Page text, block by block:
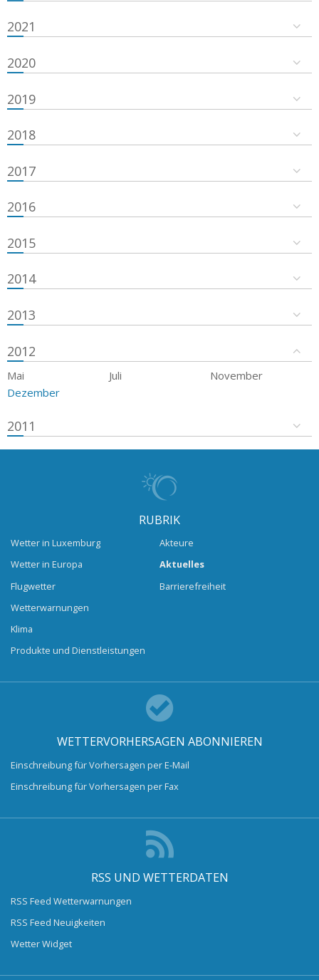
2021
2020
2019
2018
2017
2016
2015
2014
2013
2012
Mai Juli
November
Dezember
2011
RUBRIK
Wetter in Luxemburg
Wetter in Europa
Flugwetter
Wetterwarnungen
Klima
Produkte und Dienstleistungen
Akteure
Aktuelles
Barrierefreiheit
WETTERVORHERSAGEN ABONNIEREN
Einschreibung für Vorhersagen per E-Mail
Einschreibung für Vorhersagen per Fax
RSS UND WETTERDATEN
RSS Feed Wetterwarnungen
RSS Feed Neuigkeiten
Wetter Widget